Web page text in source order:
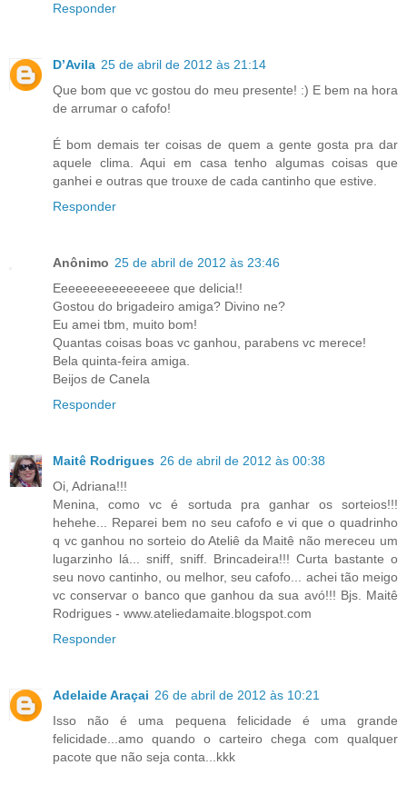
Responder
D’Avila 25 de abril de 2012 às 21:14
Que bom que vc gostou do meu presente! :) E bem na hora
de arrumar o cafofo!
É bom demais ter coisas de quem a gente gosta pra dar
aquele clima. Aqui em casa tenho algumas coisas que
ganhei e outras que trouxe de cada cantinho que estive.
Responder
Anônimo 25 de abril de 2012 às 23:46
Eeeeeeeeeeeeeeee que delicia!!
Gostou do brigadeiro amiga? Divino ne?
Eu amei tbm, muito bom!
Quantas coisas boas vc ganhou, parabens vc merece!
Bela quinta-feira amiga.
Beijos de Canela
Responder
Maitê Rodrigues 26 de abril de 2012 às 00:38
Oi, Adriana!!!
Menina, como vc é sortuda pra ganhar os sorteios!!!
hehehe... Reparei bem no seu cafofo e vi que o quadrinho
q vc ganhou no sorteio do Ateliê da Maitê não mereceu um
lugarzinho lá... sniff, sniff. Brincadeira!!! Curta bastante o
seu novo cantinho, ou melhor, seu cafofo... achei tão meigo
vc conservar o banco que ganhou da sua avó!!! Bjs. Maitê
Rodrigues - www.ateliedamaite.blogspot.com
Responder
Adelaide Araçai 26 de abril de 2012 às 10:21
Isso não é uma pequena felicidade é uma grande
felicidade...amo quando o carteiro chega com qualquer
pacote que não seja conta...kkk